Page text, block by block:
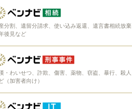
分割、遺留分請求、使い込み返還、遺言書相続放棄
後見など
・わいせつ、詐欺、傷害、薬物、窃盗、暴行、殺人
（加害者向け）